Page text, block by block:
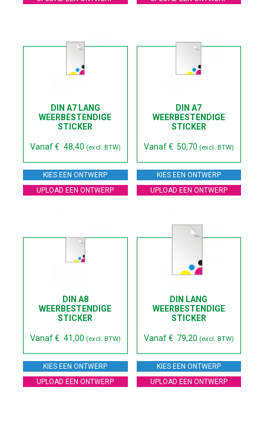
DIN A7 LANG
WEERBESTENDIGE
STICKER
Vanaf€ 48,40 (excl. BTW)
KIES EEN ONTWERP
UPLOAD EEN ONTWERP
DIN A7
WEERBESTENDIGE
STICKER
Vanaf€ 50,70 (excl. BTW)
KIES EEN ONTWERP
UPLOAD EEN ONTWERP
DIN A8
WEERBESTENDIGE
STICKER
Vanaf€ 41,00 (excl. BTW)
KIES EEN ONTWERP
UPLOAD EEN ONTWERP
DIN LANG
WEERBESTENDIGE
STICKER
Vanaf€ 79,20 (excl. BTW)
KIES EEN ONTWERP
UPLOAD EEN ONTWERP